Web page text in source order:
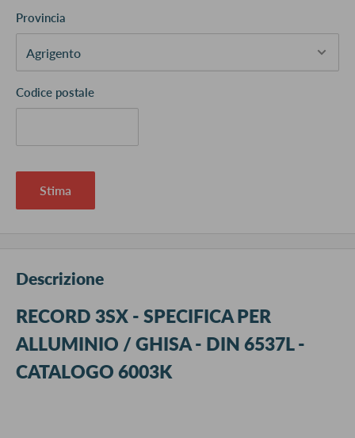
Provincia
Codice postale
Stima
Descrizione
RECORD 3SX - SPECIFICA PER
ALLUMINIO / GHISA - DIN 6537L -
CATALOGO 6003K